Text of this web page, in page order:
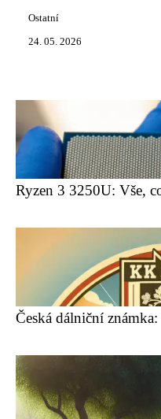
Ostatní
24. 05. 2026
Ryzen 3 3250U: Vše,
Česká dálniční